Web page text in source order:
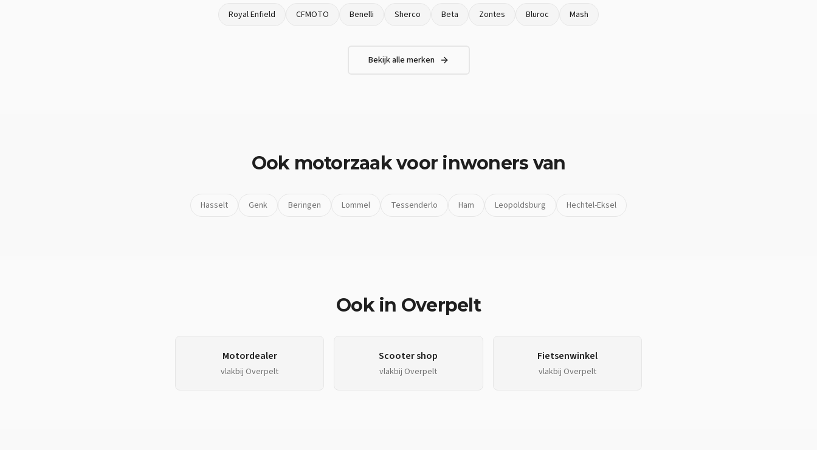
Royal Enfield CFMOTO Benelli Sherco Beta Zontes Bluroc Mash
Bekijk alle merken
Ook motorzaakvoor inwoners van
Hasselt Genk Beringen Lommel Tessenderlo Ham Leopoldsburg Hechtel-Eksel
Ook in Overpelt
Motordealer
vlakbij Overpelt
Scooter shop
vlakbij Overpelt
Fietsenwinkel
vlakbij Overpelt